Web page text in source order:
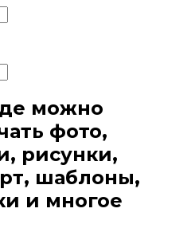
можно
фото,
рисунки,
шаблоны,
и многое